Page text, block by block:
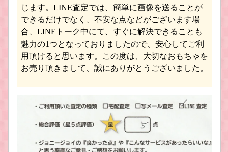
けいおん！ フィギュア買取 涼宮ハルヒの憂鬱 フィギュア買取
じます。LINE査定では、簡単に画像を送ることが
できるだけでなく、不安な点などがございます場
合、LINEトーク中にて、すぐに解決できることも
魅力の1つとなっておりましたので、安心してご利
用頂けると思います。この度は、大切なおもちゃを
お売り頂きまして、誠にありがとうございました。